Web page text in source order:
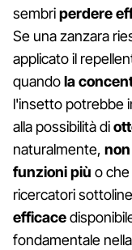
sembriperdere
Se una zanzara
applicato il
quandola
l'insetto potrebbe
alla possibilità di
naturalmente,
funzioni più o che
ricercatori
efficace
fondamentale nella